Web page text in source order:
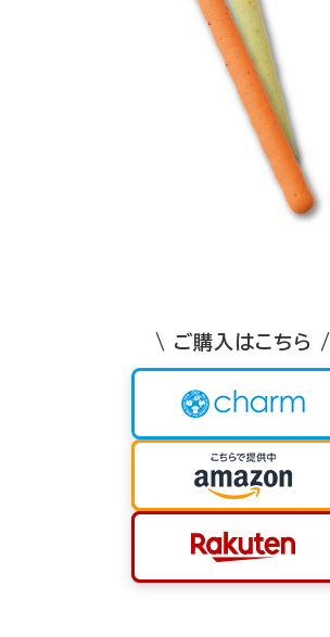
\ ご購入はこちら /